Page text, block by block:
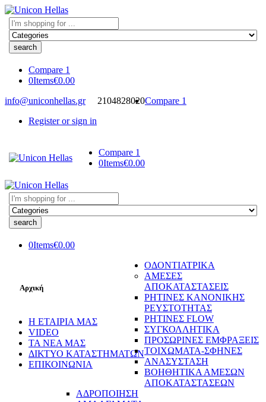
Search
here
Compare 1
0Items€0.00
info@uniconhellas.gr
2104828020Compare 1
Register or sign in
Compare 1
0Items€0.00
Search
here
0Items€0.00
Αρχική
Η ΕΤΑΙΡΙΑ ΜΑΣ
VIDEO
ΤΑ ΝΕΑ ΜΑΣ
ΔΙΚΤΥΟ ΚΑΤΑΣΤΗΜΑΤΩΝ
ΕΠΙΚΟΙΝΩΝΙΑ
ΟΔΟΝΤΙΑΤΡΙΚΑ
ΑΜΕΣΕΣ
ΑΠΟΚΑΤΑΣΤΑΣΕΙΣ
ΡΗΤΙΝΕΣ ΚΑΝΟΝΙΚΗΣ
ΡΕΥΣΤΟΤΗΤΑΣ
ΡΗΤΙΝΕΣ FLOW
ΣΥΓΚΟΛΛΗΤΙΚΑ
ΠΡΟΣΩΡΙΝΕΣ ΕΜΦΡΑΞΕΙΣ
ΤΟΙΧΩΜΑΤΑ-ΣΦΗΝΕΣ
ΑΝΑΣΥΣΤΑΣΗ
ΒΟΗΘΗΤΙΚΑ ΑΜΕΣΩΝ
ΑΠΟΚΑΤΑΣΤΑΣΕΩΝ
ΑΔΡΟΠΟΙΗΣΗ